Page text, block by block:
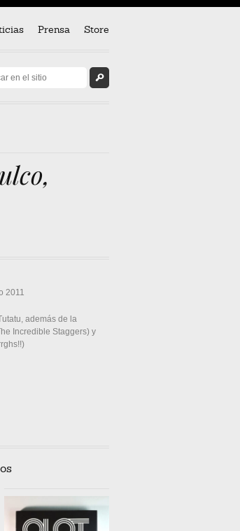
Prensa Store
2011
además de la
Incredible Staggers) y